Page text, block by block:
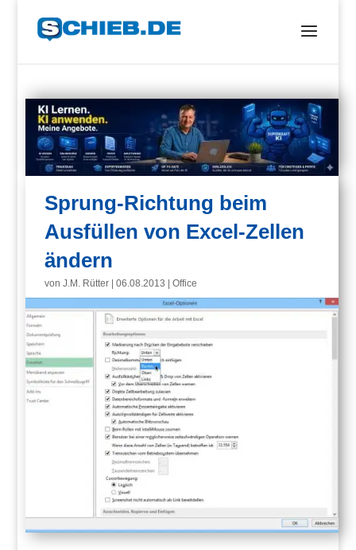
Sprung-Richtung beim
Ausfüllen von Excel-Zellen
ändern
vonJ.M. Rütter |06.08.2013 |Office